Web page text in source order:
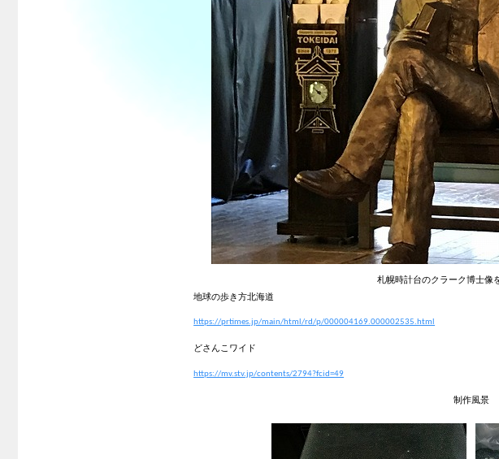
札幌時計台のクラーク博士像
地球の歩き方北海道
https://prtimes.jp/main/html/rd/p/000004169.000002535.html
どさんこワイド
https://mv.stv.jp/contents/2794?fcid=49
制作風景